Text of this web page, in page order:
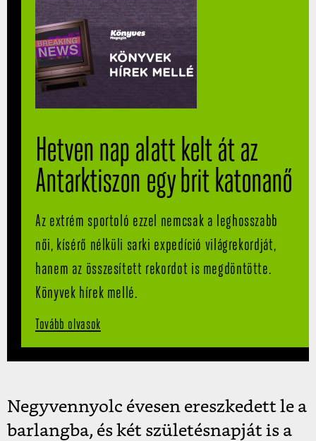
Hetven nap alatt kelt át az
Antarktiszon egy brit katonanő
Az extrém sportoló ezzel nemcsak a leghosszabb
női, kísérő nélküli sarki expedíció világrekordját,
hanem az összesített rekordot is megdöntötte.
Könyvek hírek mellé.
Tovább olvasok
Negyvennyolc évesen ereszkedett le a
barlangba, és két születésnapját is a